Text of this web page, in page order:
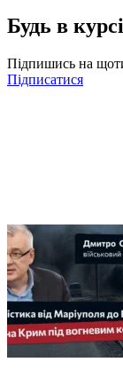
Будь в курсі
Підпишись на
Підписатися